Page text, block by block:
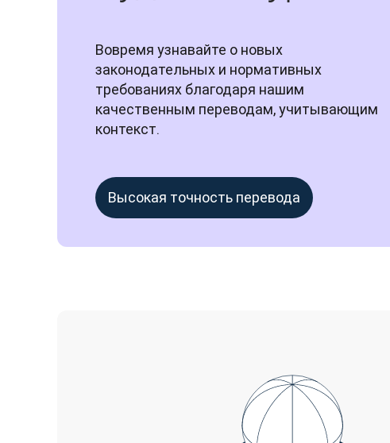
Вовремя узнавайте о новых
законодательных и нормативных
требованиях благодаря нашим
качественным переводам, учитывающим
контекст.
Высокая точность перевода